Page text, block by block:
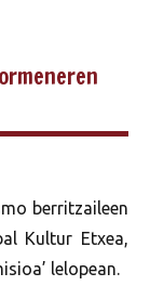
berritzaileen
Kultur Etxea,
lelopean.